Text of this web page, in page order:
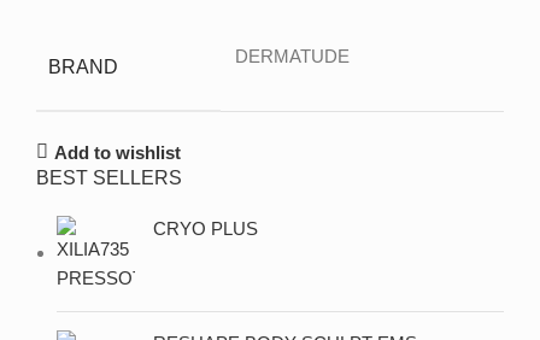
BRAND
DERMATUDE
Add to wishlist
BEST SELLERS
CRYO PLUS